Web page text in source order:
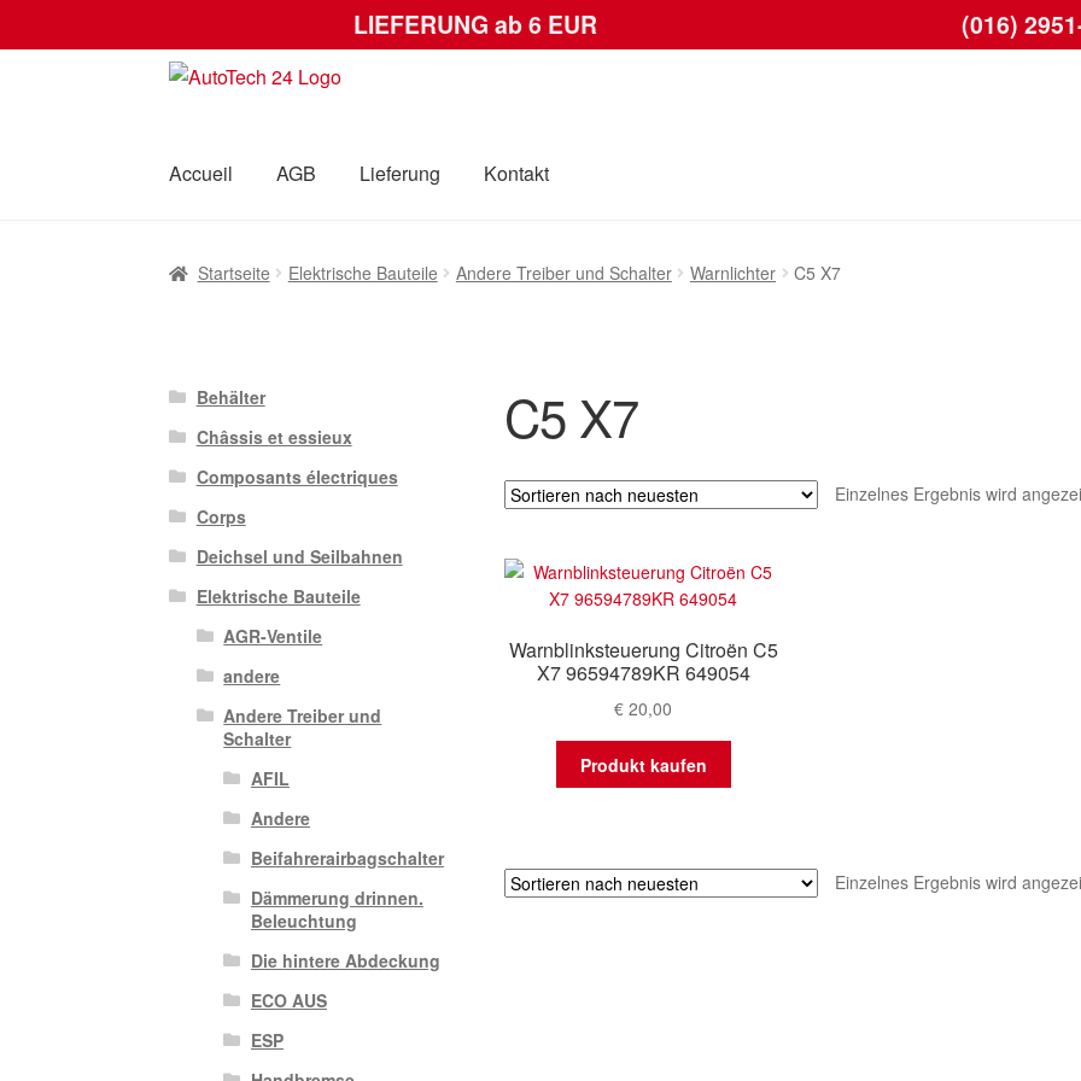
LIEFERUNG ab 6 EUR (016)
Zur
Zum
Accueil
AGB Lieferung Kontakt
Startseite Elektrische Bauteile Andere Treiber und Schalter Warnlichter C5 X7
C5 X7
Einzelnes Ergebnis wird
Warnblinksteuerung Citroën C5
X7 96594789KR 649054
€ 20,00
Produkt kaufen
Einzelnes Ergebnis wird
Behälter
Châssis et essieux
Composants électriques
Corps
Deichsel und Seilbahnen
Elektrische Bauteile
AGR-Ventile
andere
Andere Treiber und
Schalter
AFIL
Andere
Beifahrerairbagschalter
Dämmerung drinnen.
Beleuchtung
Die hintere Abdeckung
ECO AUS
ESP